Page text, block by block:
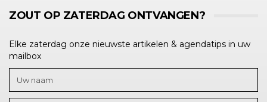
ZOUT OP ZATERDAG ONTVANGEN?
Elke zaterdag onze nieuwste artikelen & agendatips in uw
mailbox